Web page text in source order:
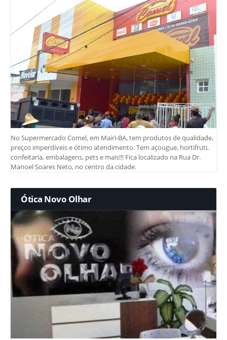
No Supermercado Comel, em Mairi-BA, tem produtos de qualidade,
preços imperdíveis e ótimo atendimento. Tem açougue, hortifruti,
confeitaria, embalagens, pets e mais!!! Fica localizado na Rua Dr.
Manoel Soares Neto, no centro da cidade.
Ótica Novo Olhar